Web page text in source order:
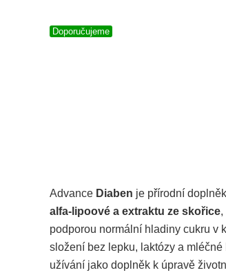
Doporučujeme
Advance Diaben je přírodní
alfa-lipoové a extraktu ze skořice,
podporou normální hladiny cukru v
složení bez lepku, laktózy a
užívání jako doplněk k úpravě